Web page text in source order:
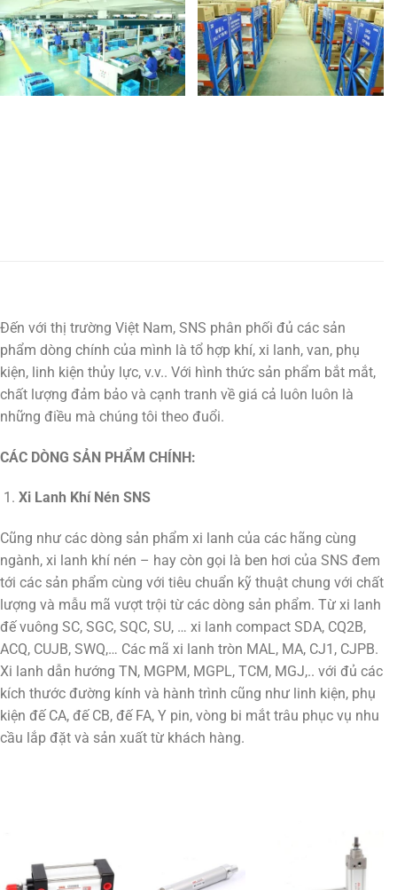
Đến với thị trường Việt Nam, SNS phân phối đủ các sản
phẩm dòng chính của mình là tổ hợp khí, xi lanh, van, phụ
kiện, linh kiện thủy lực, v.v.. Với hình thức sản phẩm bắt mắt,
chất lượng đảm bảo và cạnh tranh về giá cả luôn luôn là
những điều mà chúng tôi theo đuổi.
CÁC DÒNG SẢN PHẨM CHÍNH:
Xi Lanh Khí Nén SNS
Cũng như các dòng sản phẩm xi lanh của các hãng cùng
ngành, xi lanh khí nén – hay còn gọi là ben hơi của SNS đem
tới các sản phẩm cùng với tiêu chuẩn kỹ thuật chung với chất
lượng và mẫu mã vượt trội từ các dòng sản phẩm. Từ xi lanh
đế vuông SC, SGC, SQC, SU, … xi lanh compact SDA, CQ2B,
ACQ, CUJB, SWQ,… Các mã xi lanh tròn MAL, MA, CJ1, CJPB.
Xi lanh dẫn hướng TN, MGPM, MGPL, TCM, MGJ,.. với đủ các
kích thước đường kính và hành trình cũng như linh kiện, phụ
kiện đế CA, đế CB, đế FA, Y pin, vòng bi mắt trâu phục vụ nhu
cầu lắp đặt và sản xuất từ khách hàng.